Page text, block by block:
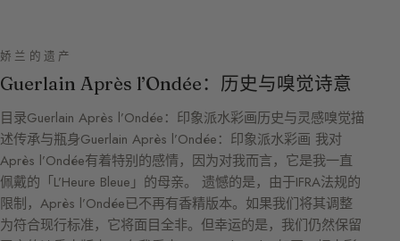
娇兰的遗产
Guerlain Après l’Ondée：历史与嗅觉诗意
目录Guerlain Après l’Ondée：印象派水彩画历史与灵感嗅觉描
述传承与瓶身Guerlain Après l’Ondée：印象派水彩画 我对
Après l’Ondée有着特别的感情，因为对我而言，它是我一直
佩戴的「L’Heure Bleue」的母亲。 遗憾的是，由于IFRA法规的
限制，Après l’Ondée已不再有香精版本。如果我们将其调整
为符合现行标准，它将面目全非。但幸运的是，我们仍然保留